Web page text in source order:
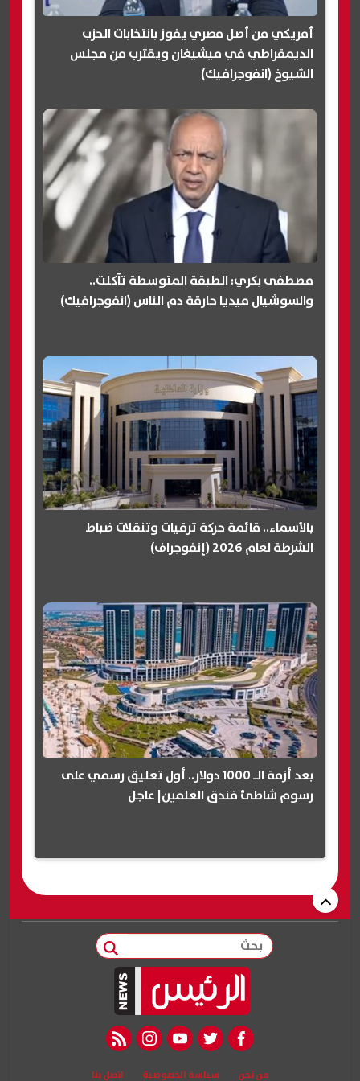
أمريكي من أصل مصري يفوز بانتخابات الحزب
الديمقراطي في ميشيغان ويقترب من مجلس
الشيوخ (انفوجرافيك)
مصطفى بكري: الطبقة المتوسطة تآكلت..
والسوشيال ميديا حارقة دم الناس (انفوجرافيك)
بالأسماء.. قائمة حركة ترقيات وتنقلات ضباط
الشرطة لعام 2026 (إنفوجراف)
بعد أزمة الـ 1000 دولار.. أول تعليق رسمي على
رسوم شاطئ فندق العلمين| عاجل
بحث
facebook
twitter
youtube
instagram
rss feed
من نحن سياسة الخصوصية اتصل بنا